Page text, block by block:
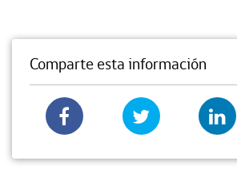
Comparte esta información